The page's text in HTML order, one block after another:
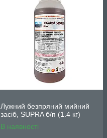
Лужний безпряний мийний
засіб, SUPRA б/п (1.4 кг)
В наявності